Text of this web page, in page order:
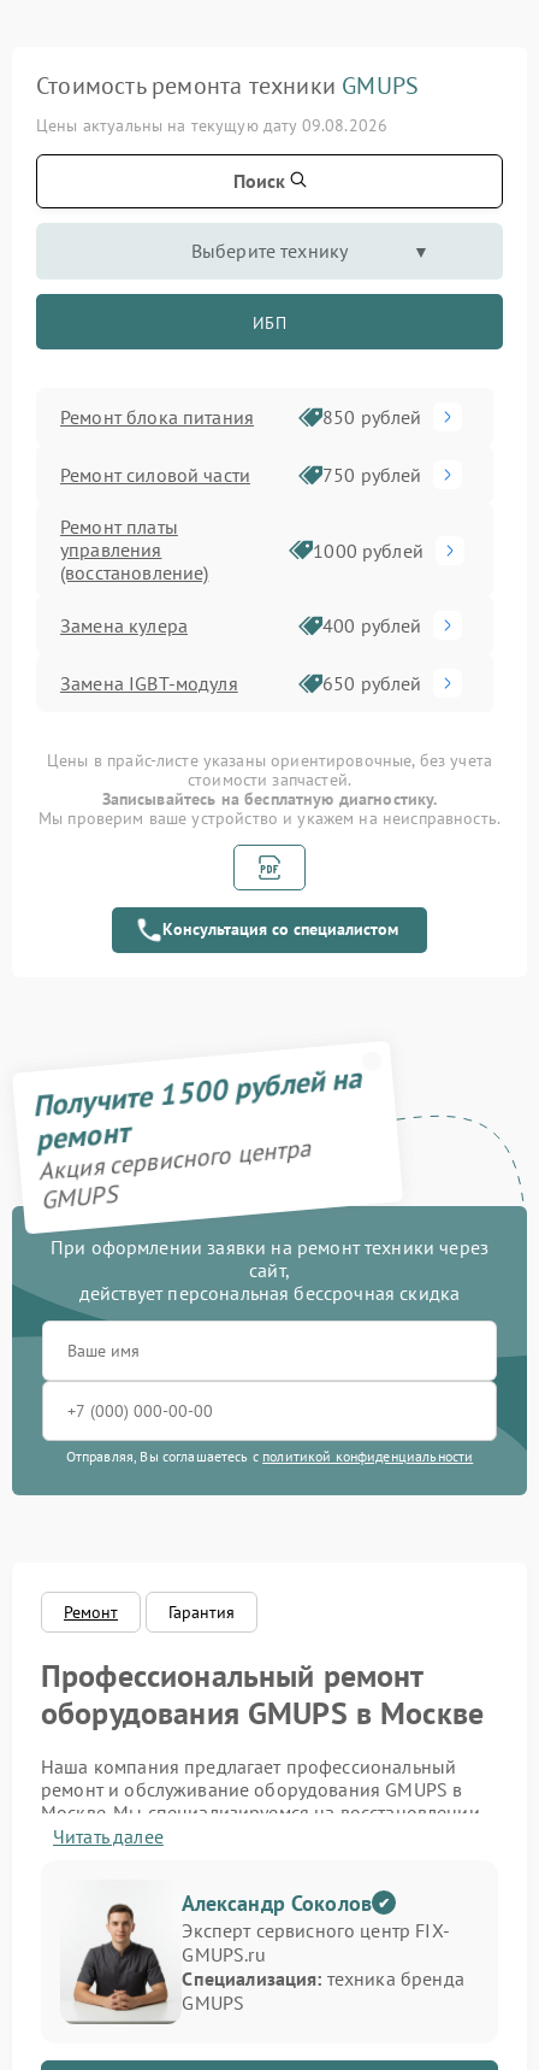
Стоимость ремонта техники GMUPS
Цены актуальны на текущую дату 09.08.2026
Поиск
Выберите технику
ИБП
Ремонт блока питания 850 рублей
Ремонт силовой части 750 рублей
Ремонт платы
управления
(восстановление)
1000 рублей
Замена кулера 400 рублей
Замена IGBT-модуля 650 рублей
Цены в прайс-листе указаны ориентировочные, без учета
стоимости запчастей.
Записывайтесь на бесплатную диагностику.
Мы проверим ваше устройство и укажем на неисправность.
Консультация со специалистом
Получите 1500 рублей на
ремонт
Акция сервисного центра
GMUPS
При оформлении заявки на ремонт техники через
сайт,
действует персональная бессрочная скидка
Отправляя, Вы соглашаетесь с политикой конфиденциальности
Ремонт Гарантия
Профессиональный ремонт
оборудования GMUPS в Москве
Наша компания предлагает профессиональный
ремонт и обслуживание оборудования GMUPS в
Москве. Мы специализируемся на восстановлении
источников бесперебойного питания,
подаёт ошибку — наши инженеры проведут точную
диагностику и устранят проблему с гарантией
качества.
Мы обслуживаем как бытовые, так и
промышленные модели, обеспечивая полное
большому опыту работы и доступу к оригинальным
Читать далее
Александр Соколов
Эксперт сервисного центр FIX-
GMUPS.ru
Специализация: техника бренда
GMUPS